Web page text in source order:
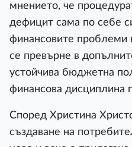
мнението, че
дефицит сама по себе
финансовите проблеми
се превърне в
устойчива бюджетна
финансова дисциплина
Според Христина
създаване на